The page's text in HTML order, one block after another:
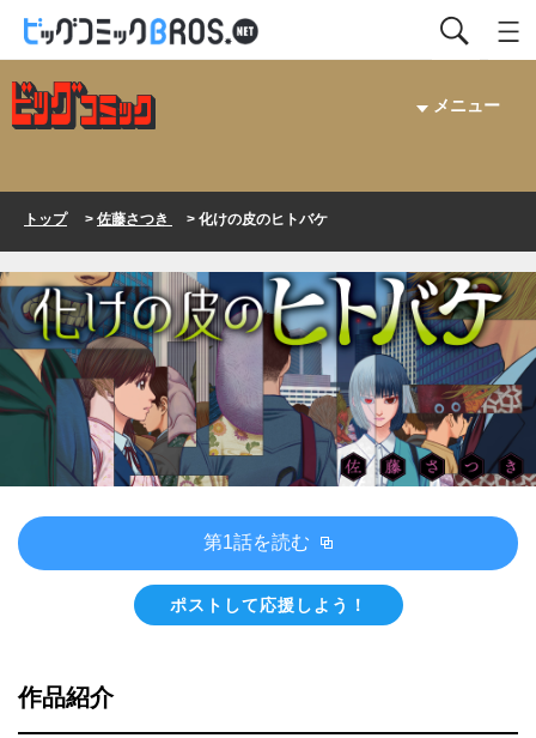
メニュー
トップ> 佐藤さつき > 化けの皮のヒトバケ
第1話を読む
ポストして応援しよう！
作品紹介